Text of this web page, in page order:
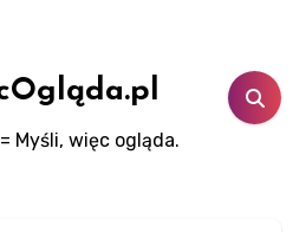
Myśli, więc ogląda.